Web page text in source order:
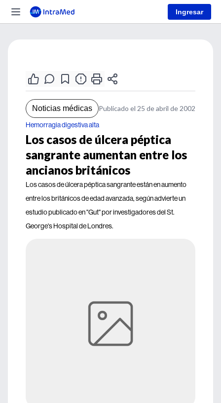
Ingresar
Noticias médicas Publicado el 25 de abril de 2002
Hemorragia digestiva alta
Los casos de úlcera péptica
sangrante aumentan entre los
ancianos británicos
Los casos de úlcera péptica sangrante están en aumento
entre los británicos de edad avanzada, según advierte un
estudio publicado en "Gut" por investigadores del St.
George's Hospital de Londres.